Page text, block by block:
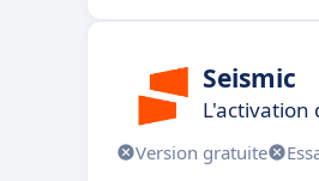
Seismic
L'activation
Version gratuite